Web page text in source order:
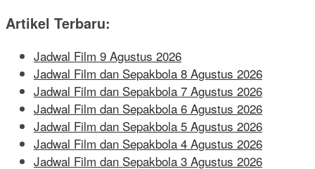
Artikel Terbaru:
Jadwal Film 9 Agustus 2026
Jadwal Film dan Sepakbola 8 Agustus 2026
Jadwal Film dan Sepakbola 7 Agustus 2026
Jadwal Film dan Sepakbola 6 Agustus 2026
Jadwal Film dan Sepakbola 5 Agustus 2026
Jadwal Film dan Sepakbola 4 Agustus 2026
Jadwal Film dan Sepakbola 3 Agustus 2026